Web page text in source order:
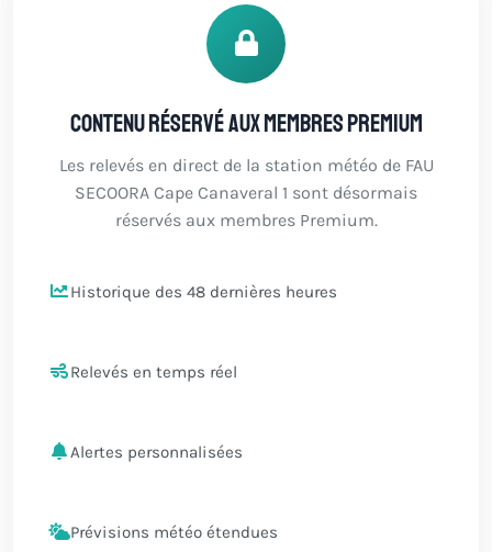
Contenu réservé aux membres Premium
Les relevés en direct de la station météo de FAU
SECOORA Cape Canaveral 1 sont désormais
réservés aux membres Premium.
Historique des 48 dernières heures
Relevés en temps réel
Alertes personnalisées
Prévisions météo étendues